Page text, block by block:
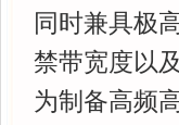
同时兼具极
禁带宽度以
为制备高频